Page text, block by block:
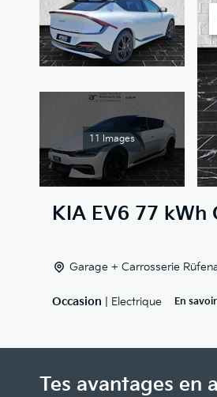
11 Images
KIA EV6 77 kWh
Garage + Carrosserie
Occasion | Electrique En
Tes avantages en